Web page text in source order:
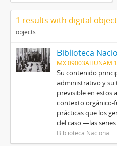
1 results with digital
objects
Biblioteca
MX 09003AHUNAM
Su contenido
administrativo y su
previsible en estos
contexto orgánico-
prácticas que los
del caso —las series
Biblioteca Nacional